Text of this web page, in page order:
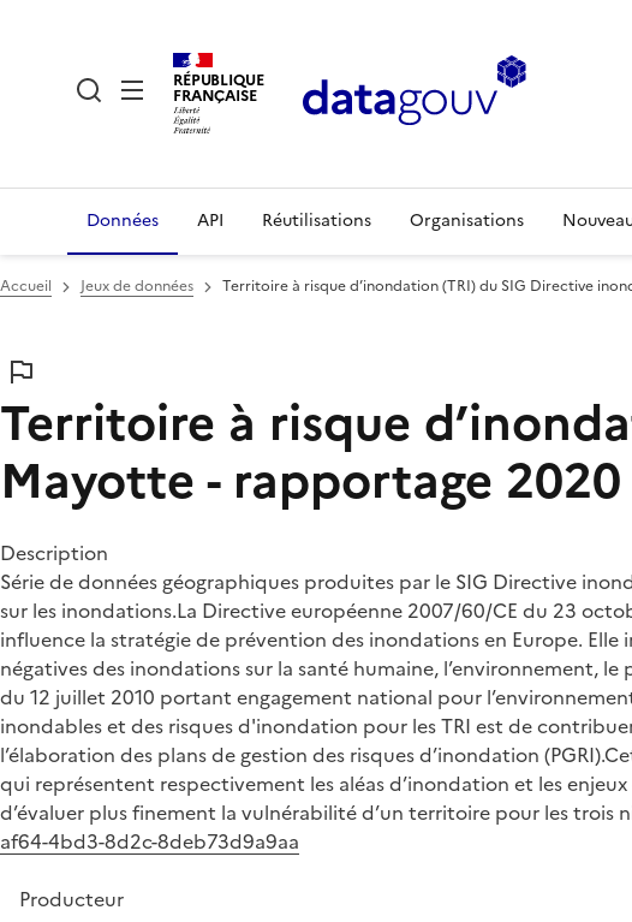
RÉPUBLIQUE
FRANÇAISE
Données API Réutilisations Organisations
Accueil Jeux de données Territoire à risque d’inondation (TRI) du SIG Directive
Territoire à risque
Mayotte - rapportage 2020
Description
Série de données géographiques produites par le SIG Directive
sur les inondations.La Directive européenne 2007/60/CE du 23
influence la stratégie de prévention des inondations en Europe.
négatives des inondations sur la santé humaine, l’environnement,
du 12 juillet 2010 portant engagement national pour
inondables et des risques d'inondation pour les TRI est de
l’élaboration des plans de gestion des risques d’inondation
qui représentent respectivement les aléas d’inondation et les
d’évaluer plus finement la vulnérabilité d’un territoire pour les
af64-4bd3-8d2c-8deb73d9a9aa
Producteur